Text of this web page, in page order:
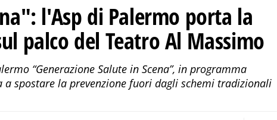
l'Asp di Palermo porta la
palco del Teatro Al Massimo
“Generazione Salute in Scena”, in programma
a spostare la prevenzione fuori dagli schemi tradizionali